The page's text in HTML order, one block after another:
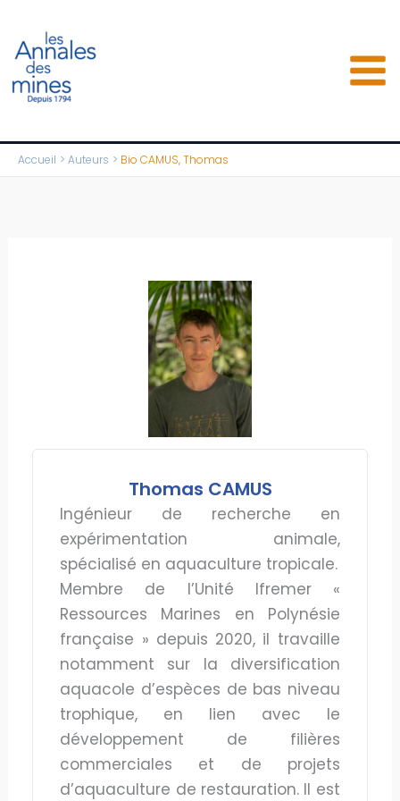
contenu
Accueil Auteurs Bio CAMUS, Thomas
Thomas CAMUS
Ingénieur de recherche en
expérimentation animale,
spécialisé en aquaculture tropicale.
Membre de l’Unité Ifremer «
Ressources Marines en Polynésie
française » depuis 2020, il travaille
notamment sur la diversification
aquacole d’espèces de bas niveau
trophique, en lien avec le
développement de filières
commerciales et de projets
d’aquaculture de restauration. Il est